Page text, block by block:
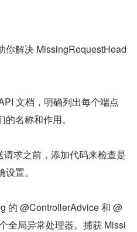
你解决 MissingRequestHead
文档，明确列出每个端点
名称和作用。
求之前，添加代码来检查是
置。
的 @ControllerAdvice 和 @
全局异常处理器。捕获 Missi